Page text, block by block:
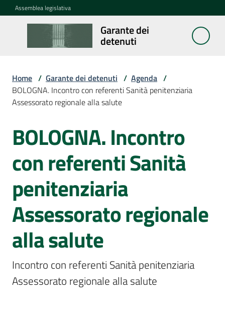
Vai al contenuto
Vai alla navigazione
Vai al footer
Assemblea legislativa
Garante dei
detenuti
Garante
dei
Cosa
Notizie
Segnalazioni
Assemblea
legislativa
Assemblea
Home / Garante dei detenuti / Agenda /
BOLOGNA. Incontro con referenti Sanità penitenziaria
Assessorato regionale alla salute
Salta al contenuto
BOLOGNA. Incontro
con referenti Sanità
penitenziaria
Assessorato regionale
alla salute
Incontro con referenti Sanità penitenziaria
Assessorato regionale alla salute